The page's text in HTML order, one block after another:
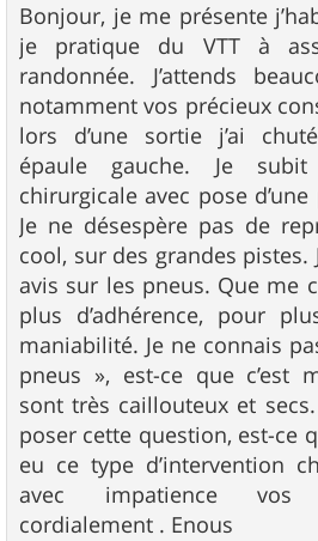
s
s
a
g
e
Bonjour, je me présente
je pratique du VTT à
randonnée. J’attends
notamment vos précieux
lors d’une sortie j’ai
épaule gauche. Je
chirurgicale avec pose
Je ne désespère pas de
cool, sur des grandes pistes.
avis sur les pneus. Que me
plus d’adhérence, pour
maniabilité. Je ne connais
pneus », est-ce que c’est
sont très caillouteux et
poser cette question, est-ce
eu ce type d’intervention
avec impatience vos
cordialement . Enous